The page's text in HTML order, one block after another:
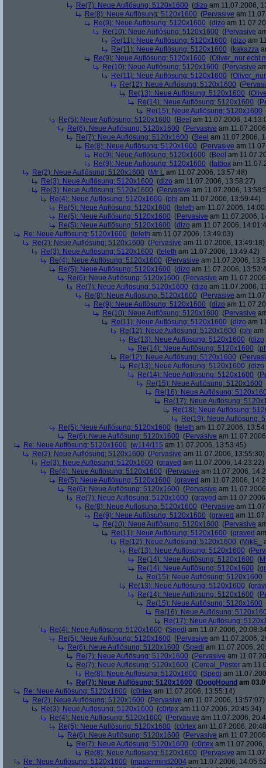
Re(7): Neue Auflösung: 5120x1600 (dizo am 11.07.2006,
Re(8): Neue Auflösung: 5120x1600 (Pervasive am
Re(9): Neue Auflösung: 5120x1600 (dizo am
Re(10): Neue Auflösung: 5120x1600 (Pervasive
Re(11): Neue Auflösung: 5120x1600 (dizo am
Re(11): Neue Auflösung: 5120x1600 (kakazza
Re(9): Neue Auflösung: 5120x1600 (Oliver_nur echt
Re(10): Neue Auflösung: 5120x1600 (Pervasive
Re(11): Neue Auflösung: 5120x1600 (
Re(12): Neue Auflösung: 5120x1600 (
Re(13): Neue Auflösung: 5120x1600 (
Re(14): Neue Auflösung: 5120x1600 (
Re(15): Neue Auflösung: 5120x1600
Re(5): Neue Auflösung: 5120x1600 (Beel am 11.07.2006,
Re(6): Neue Auflösung: 5120x1600 (Pervasive am
Re(7): Neue Auflösung: 5120x1600 (Beel am 11.07.2006,
Re(8): Neue Auflösung: 5120x1600 (Pervasive am
Re(9): Neue Auflösung: 5120x1600 (Beel am
Re(9): Neue Auflösung: 5120x1600 (fatbox am
Re(2): Neue Auflösung: 5120x1600 (Mr L am 11.07.2006, 13:57:48)
Re(3): Neue Auflösung: 5120x1600 (dizo am 11.07.2006, 13:58:27)
Re(3): Neue Auflösung: 5120x1600 (Pervasive am 11.07.2006,
Re(4): Neue Auflösung: 5120x1600 (phj am 11.07.2006, 13:59:44)
Re(5): Neue Auflösung: 5120x1600 (teleth am 11.07.2006,
Re(5): Neue Auflösung: 5120x1600 (Pervasive am 11.07.2006,
Re(5): Neue Auflösung: 5120x1600 (dizo am 11.07.2006,
Re: Neue Auflösung: 5120x1600 (teleth am 11.07.2006, 13:49:03)
Re(2): Neue Auflösung: 5120x1600 (Pervasive am 11.07.2006, 13:49:18)
Re(3): Neue Auflösung: 5120x1600 (teleth am 11.07.2006, 13:49:42)
Re(4): Neue Auflösung: 5120x1600 (Pervasive am 11.07.2006,
Re(5): Neue Auflösung: 5120x1600 (dizo am 11.07.2006,
Re(6): Neue Auflösung: 5120x1600 (Pervasive am
Re(7): Neue Auflösung: 5120x1600 (dizo am 11.07.2006,
Re(8): Neue Auflösung: 5120x1600 (Pervasive am
Re(9): Neue Auflösung: 5120x1600 (dizo am
Re(10): Neue Auflösung: 5120x1600 (Pervasive
Re(11): Neue Auflösung: 5120x1600 (dizo am
Re(12): Neue Auflösung: 5120x1600 (phj am
Re(13): Neue Auflösung: 5120x1600 (dizo
Re(14): Neue Auflösung: 5120x1600 (
Re(12): Neue Auflösung: 5120x1600 (
Re(13): Neue Auflösung: 5120x1600 (dizo
Re(14): Neue Auflösung: 5120x1600 (
Re(15): Neue Auflösung: 5120x1600
Re(16): Neue Auflösung:
Re(17): Neue Auflösung:
Re(18): Neue Auflösung:
Re(19): Neue Auflösung:
Re(5): Neue Auflösung: 5120x1600 (teleth am 11.07.2006,
Re(6): Neue Auflösung: 5120x1600 (Pervasive am
Re: Neue Auflösung: 5120x1600 (w114/115 am 11.07.2006, 13:53:45)
Re(2): Neue Auflösung: 5120x1600 (Pervasive am 11.07.2006, 13:55:30)
Re(3): Neue Auflösung: 5120x1600 (graved am 11.07.2006, 14:23:22)
Re(4): Neue Auflösung: 5120x1600 (Pervasive am 11.07.2006,
Re(5): Neue Auflösung: 5120x1600 (graved am 11.07.2006,
Re(6): Neue Auflösung: 5120x1600 (Pervasive am
Re(7): Neue Auflösung: 5120x1600 (graved am
Re(8): Neue Auflösung: 5120x1600 (Pervasive am
Re(9): Neue Auflösung: 5120x1600 (graved am
Re(10): Neue Auflösung: 5120x1600 (Pervasive
Re(11): Neue Auflösung: 5120x1600 (graved
Re(12): Neue Auflösung: 5120x1600 (MikE_
Re(13): Neue Auflösung: 5120x1600 (
Re(14): Neue Auflösung: 5120x1600 (
Re(14): Neue Auflösung: 5120x1600 (
Re(15): Neue Auflösung: 5120x1600
Re(13): Neue Auflösung: 5120x1600 (
Re(14): Neue Auflösung: 5120x1600 (
Re(15): Neue Auflösung: 5120x1600
Re(16): Neue Auflösung:
Re(17): Neue Auflösung:
Re(4): Neue Auflösung: 5120x1600 (Spedi am 11.07.2006,
Re(5): Neue Auflösung: 5120x1600 (Pervasive am 11.07.2006,
Re(6): Neue Auflösung: 5120x1600 (Spedi am 11.07.2006,
Re(7): Neue Auflösung: 5120x1600 (Pervasive am
Re(7): Neue Auflösung: 5120x1600 (Cereal_Poster am
Re(8): Neue Auflösung: 5120x1600 (Spedi am
Re(7): Neue Auflösung: 5120x1600 (DoggHound am
Re: Neue Auflösung: 5120x1600 (c0rtex am 11.07.2006, 13:55:14)
Re(2): Neue Auflösung: 5120x1600 (Pervasive am 11.07.2006, 13:57:07)
Re(3): Neue Auflösung: 5120x1600 (c0rtex am 11.07.2006, 20:45:34)
Re(4): Neue Auflösung: 5120x1600 (Pervasive am 11.07.2006,
Re(5): Neue Auflösung: 5120x1600 (c0rtex am 11.07.2006,
Re(6): Neue Auflösung: 5120x1600 (Pervasive am
Re(7): Neue Auflösung: 5120x1600 (c0rtex am 11.07.2006,
Re(8): Neue Auflösung: 5120x1600 (Pervasive am
Re: Neue Auflösung: 5120x1600 (mastermind2004 am 11.07.2006,